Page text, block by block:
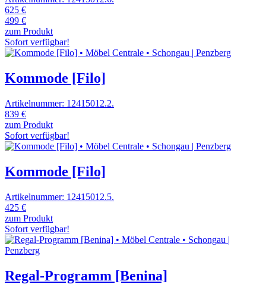
625 €
499 €
zum Produkt
Sofort verfügbar!
Kommode [Filo]
Artikelnummer: 12415012.2.
839 €
zum Produkt
Sofort verfügbar!
Kommode [Filo]
Artikelnummer: 12415012.5.
425 €
zum Produkt
Sofort verfügbar!
Regal-Programm [Benina]